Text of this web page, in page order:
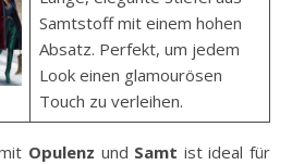
Samtstoff mit einem hohen
Absatz. Perfekt, um jedem
Look einen glamourösen
Touch zu verleihen.
Opulenz und Samt ist ideal für